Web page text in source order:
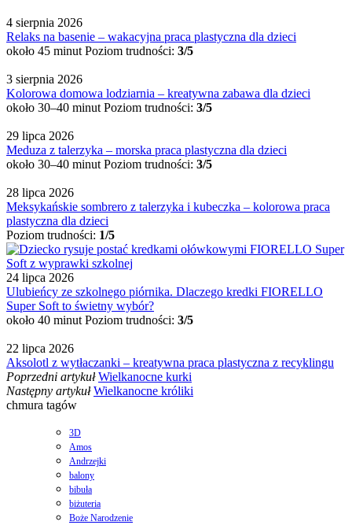
4 sierpnia 2026
Relaks na basenie – wakacyjna praca plastyczna dla dzieci
około 45 minut Poziom trudności: 3/5
3 sierpnia 2026
Kolorowa domowa lodziarnia – kreatywna zabawa dla dzieci
około 30–40 minut Poziom trudności: 3/5
29 lipca 2026
Meduza z talerzyka – morska praca plastyczna dla dzieci
około 30–40 minut Poziom trudności: 3/5
28 lipca 2026
Meksykańskie sombrero z talerzyka i kubeczka – kolorowa praca
plastyczna dla dzieci
Poziom trudności: 1/5
24 lipca 2026
Ulubieńcy ze szkolnego piórnika. Dlaczego kredki FIORELLO
Super Soft to świetny wybór?
około 40 minut Poziom trudności: 3/5
22 lipca 2026
Aksolotl z wytłaczanki – kreatywna praca plastyczna z recyklingu
Poprzedni artykuł Wielkanocne kurki
Następny artykuł Wielkanocne króliki
chmura tagów
3D
Amos
Andrzejki
balony
bibuła
biżuteria
Boże Narodzenie